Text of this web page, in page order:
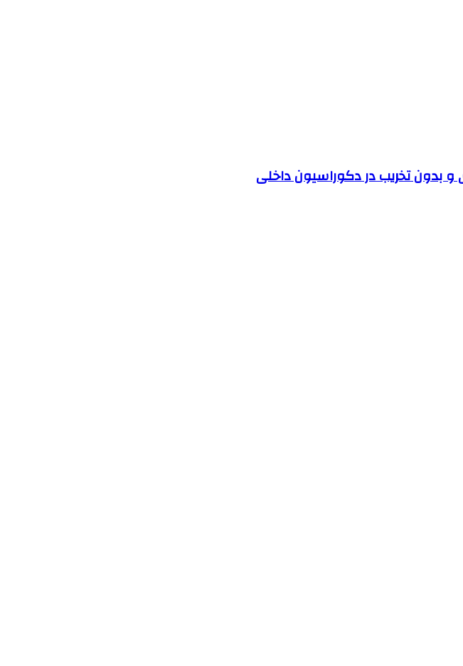
و بدون تخریب در دکوراسیون داخلی